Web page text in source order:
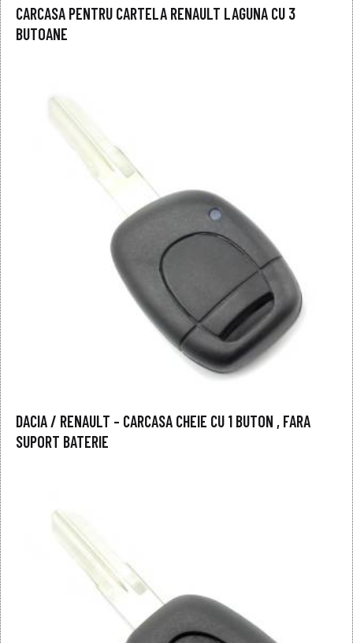
CARCASA PENTRU CARTELA RENAULT LAGUNA CU 3
BUTOANE
DACIA / RENAULT – CARCASA CHEIE CU 1 BUTON , FARA
SUPORT BATERIE